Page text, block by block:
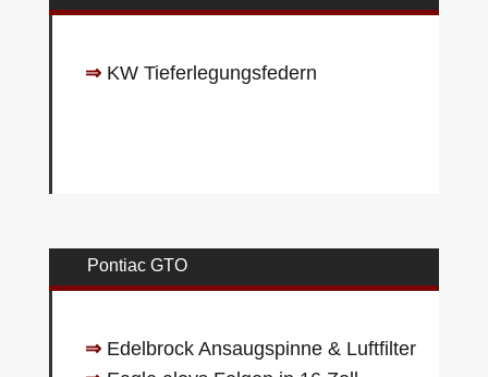
⇒KW Tieferlegungsfedern
Pontiac GTO
⇒Edelbrock Ansaugspinne & Luftfilter